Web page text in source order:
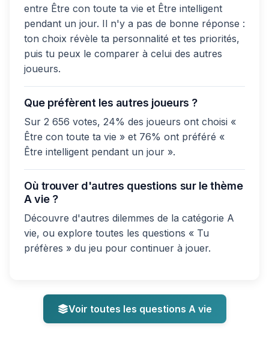
entre Être con toute ta vie et Être intelligent
pendant un jour. Il n'y a pas de bonne réponse :
ton choix révèle ta personnalité et tes priorités,
puis tu peux le comparer à celui des autres
joueurs.
Que préfèrent les autres joueurs ?
Sur 2 656 votes, 24% des joueurs ont choisi «
Être con toute ta vie » et 76% ont préféré «
Être intelligent pendant un jour ».
Où trouver d'autres questions sur le thème
A vie ?
Découvre d'autres dilemmes de la catégorie A
vie, ou explore toutes les questions « Tu
préfères » du jeu pour continuer à jouer.
Voir toutes les questions A vie